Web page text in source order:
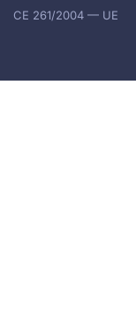
CE 261/2004 — UE